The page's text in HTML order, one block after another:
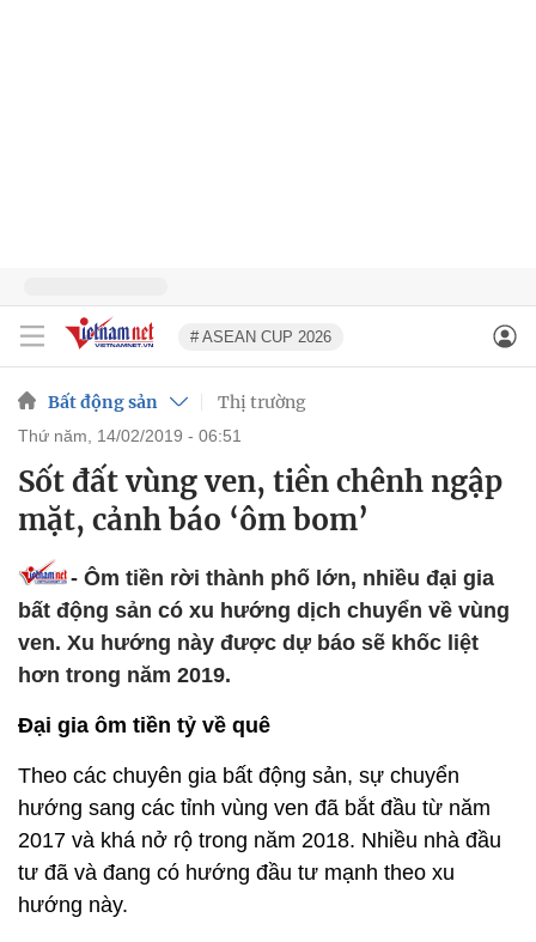
# ASEAN CUP 2026
Bất động sản Thị trường
thứ năm, 14/02/2019 - 06:51
Sốt đất vùng ven, tiền chênh ngập
mặt, cảnh báo ‘ôm bom’
- Ôm tiền rời thành phố lớn, nhiều đại gia
bất động sản có xu hướng dịch chuyển về vùng
ven. Xu hướng này được dự báo sẽ khốc liệt
hơn trong năm 2019.
Đại gia ôm tiền tỷ về quê
Theo các chuyên gia bất động sản, sự chuyển
hướng sang các tỉnh vùng ven đã bắt đầu từ năm
2017 và khá nở rộ trong năm 2018. Nhiều nhà đầu
tư đã và đang có hướng đầu tư mạnh theo xu
hướng này.